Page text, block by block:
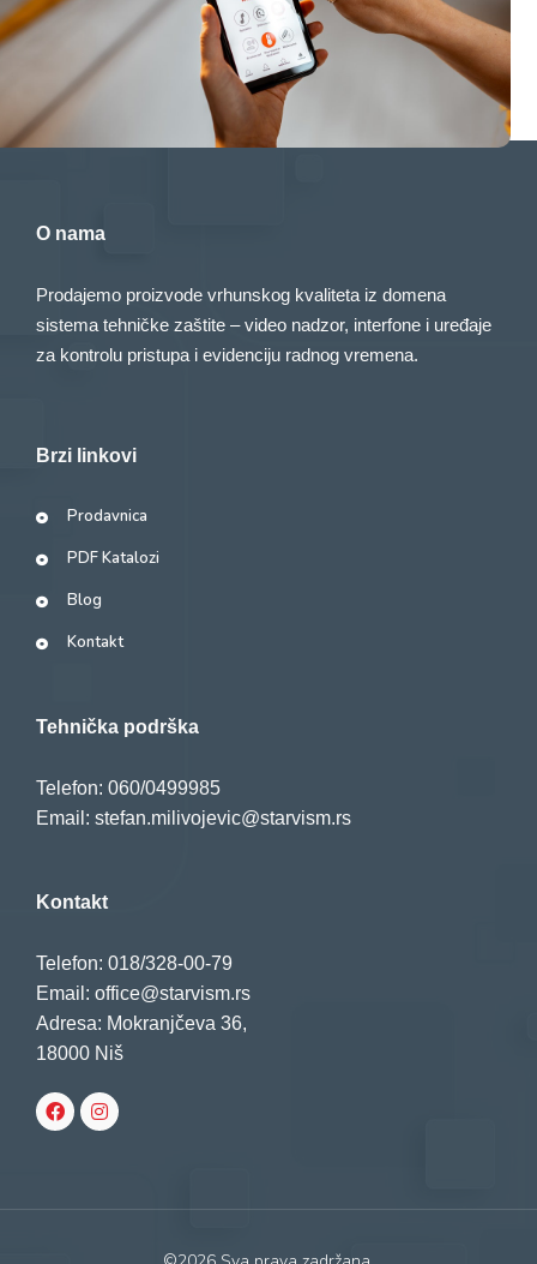
O nama
Prodajemo proizvode vrhunskog kvaliteta iz domena
sistema tehničke zaštite – video nadzor, interfone i uređaje
za kontrolu pristupa i evidenciju radnog vremena.
Brzi linkovi
Prodavnica
PDF Katalozi
Blog
Kontakt
Tehnička podrška
Telefon: 060/0499985
Email: stefan.milivojevic@starvism.rs
Kontakt
Telefon: 018/328-00-79
Email: office@starvism.rs
Adresa: Mokranjčeva 36,
18000 Niš